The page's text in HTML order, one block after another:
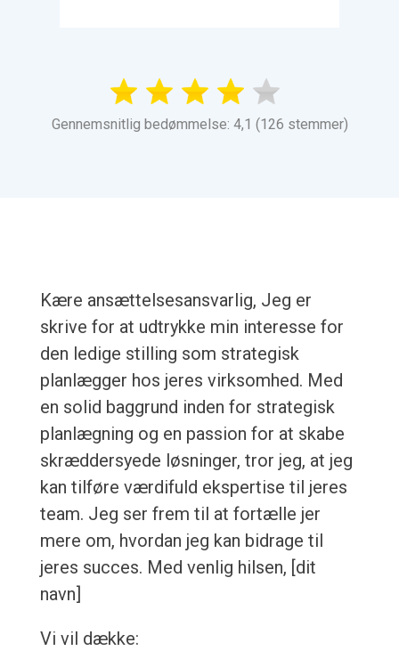
Gennemsnitlig bedømmelse: 4,1 (126 stemmer)
Kære ansættelsesansvarlig, Jeg er
skrive for at udtrykke min interesse for
den ledige stilling som strategisk
planlægger hos jeres virksomhed. Med
en solid baggrund inden for strategisk
planlægning og en passion for at skabe
skræddersyede løsninger, tror jeg, at jeg
kan tilføre værdifuld ekspertise til jeres
team. Jeg ser frem til at fortælle jer
mere om, hvordan jeg kan bidrage til
jeres succes. Med venlig hilsen, [dit
navn]
Vi vil dække: